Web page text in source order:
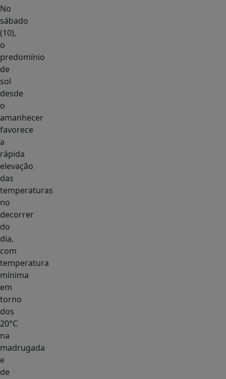
No
sábado
(10),
o
predomínio
de
sol
desde
o
amanhecer
favorece
a
rápida
elevação
das
temperaturas
no
decorrer
do
dia,
com
temperatura
mínima
em
torno
dos
20°C
na
madrugada
e
de